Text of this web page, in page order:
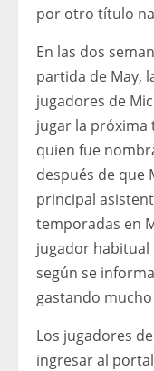
por otro título
En las dos
partida de May,
jugadores de
jugar la próxima
quien fue
después de que
principal
temporadas en
jugador habitual
según se
gastando
Los jugadores
ingresar al